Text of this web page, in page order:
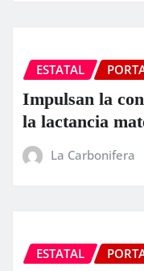
ESTATAL
Impulsan la
la lactancia
La Carbonifera
ESTATAL